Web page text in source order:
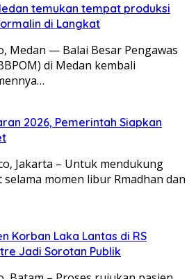
temukan tempat produksi
di Langkat
Medan — Balai Besar Pengawas
di Medan kembali
2026, Pemerintah Siapkan
Jakarta – Untuk mendukung
momen libur Rmadhan dan
Korban Laka Lantas di RS
Jadi Sorotan Publik